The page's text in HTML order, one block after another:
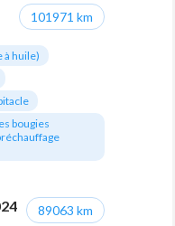
à huile)
bougies
101971 km
89063 km